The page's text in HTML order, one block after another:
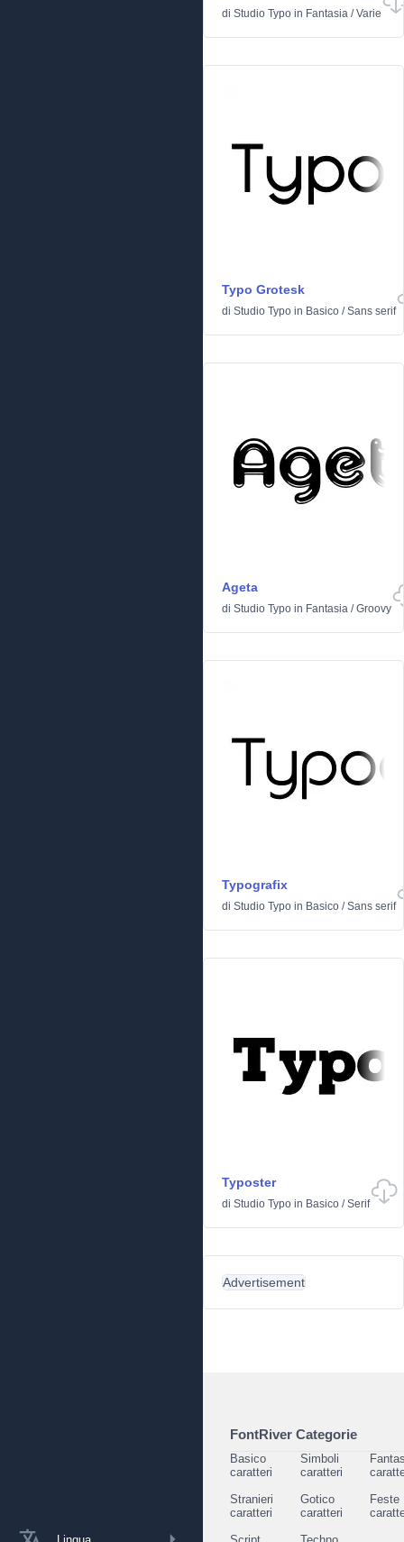
Lingua
di Studio Typo in Fantasia /Varie
Typo Grotesk
di Studio Typo in Basico /Sans serif
Ageta
di Studio Typo in Fantasia /Groovy
Typografix
di Studio Typo in Basico /Sans serif
Typoster
di Studio Typo in Basico /Serif
Advertisement
FontRiver Categorie
Basico
caratteri
Simboli
caratteri
Stranieri
caratteri
Gotico
caratteri
Feste